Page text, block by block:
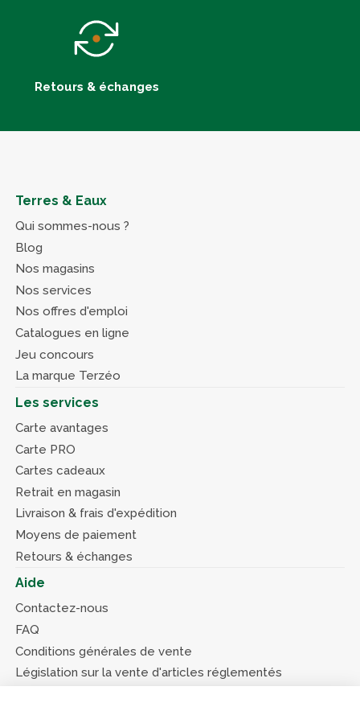
Retours & échanges
Terres & Eaux
Qui sommes-nous ?
Blog
Nos magasins
Nos services
Nos offres d'emploi
Catalogues en ligne
Jeu concours
La marque Terzéo
Les services
Carte avantages
Carte PRO
Cartes cadeaux
Retrait en magasin
Livraison & frais d'expédition
Moyens de paiement
Retours & échanges
Aide
Contactez-nous
FAQ
Conditions générales de vente
Législation sur la vente d'articles réglementés